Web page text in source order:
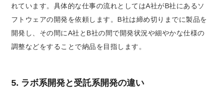
れています。具体的な仕事の流れとしてはA社がB社にあるソ
フトウェアの開発を依頼します。B社は締め切りまでに製品を
開発し、その間にA社とB社の間で開発状況や細やかな仕様の
調整などをすることで納品を目指します。
5. ラボ系開発と受託系開発の違い